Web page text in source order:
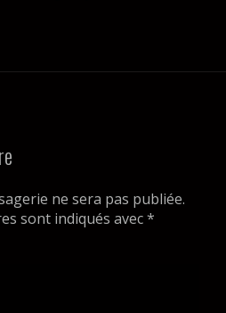
ne sera pas publiée.
sont indiqués avec*